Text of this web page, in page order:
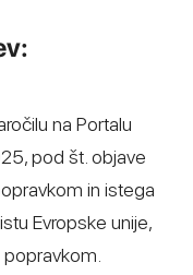
na Portalu
pod št. objave
in istega
Evropske unije,